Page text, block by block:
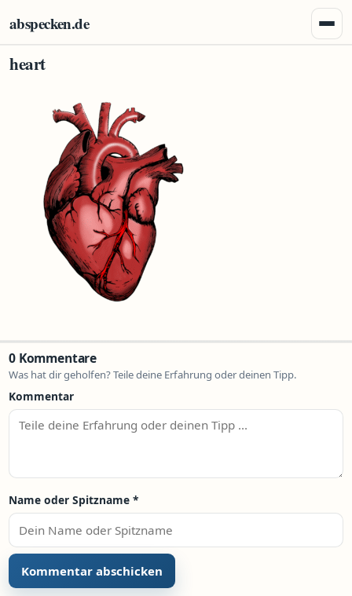
abspecken.de
heart
0 Kommentare
Was hat dir geholfen? Teile deine Erfahrung oder deinen Tipp.
Kommentar
Name oder Spitzname *